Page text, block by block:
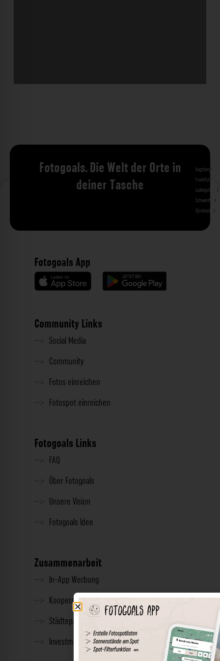
Fotogoals. Die Welt der Orte in
deiner Tasche
Augsburg
Frankfurt am
Ludwigshafen
Schweinfurt
Gjirokastra
Fotogoals App
Community Links
Social Media
Community
Fotos einreichen
Fotospot einreichen
Fotogoals Links
FAQ
Über Fotogoals
Unsere Vision
Fotogoals Idee
Zusammenarbeit
In-App Werbung
Kooperationen
Städtepartnerschaft
Investment & Presse